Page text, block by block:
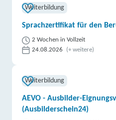
Kolping-Holding-gGmbH
weitere
Wirtschaft (bfz) gGmbH |
BayreuthPartner
weitere
Weiterbildung
Sprachzertifikat für den
2 Wochen in Vollzeit
24.08.2026
(+ weitere)
Weiterbildung
AEVO - Ausbilder-
(Ausbilderschein24)